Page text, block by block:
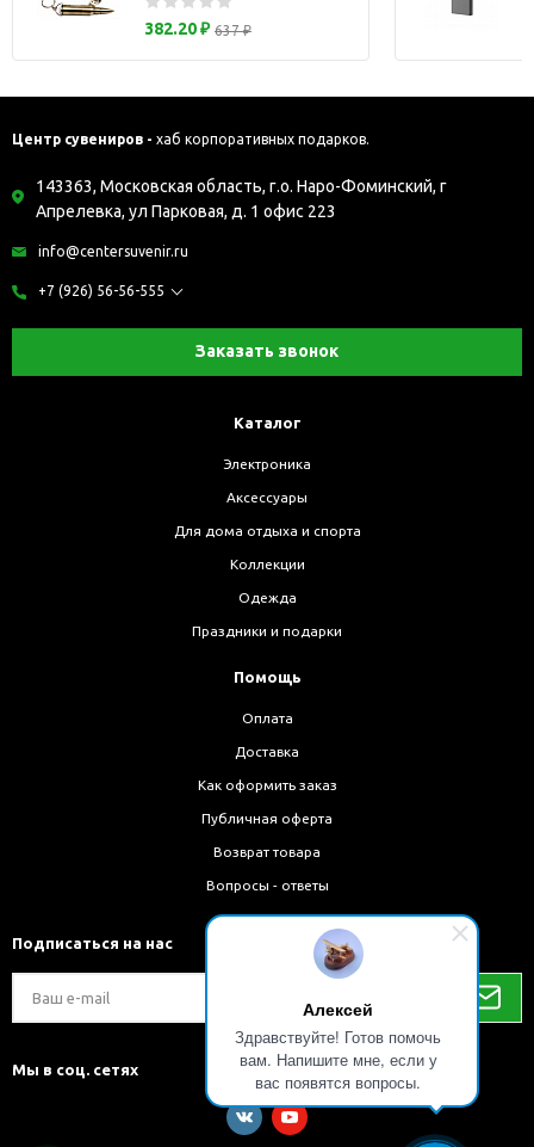
Алексей
Здравствуйте! Готов помочь
вам. Напишите мне, если у
вас появятся вопросы.
382.20 ₽ 637 ₽
Центр сувениров - хаб корпоративных подарков.
143363, Московская область, г.о. Наро-Фоминский, г
Апрелевка, ул Парковая, д. 1 офис 223
info@centersuvenir.ru
+7 (926) 56-56-555
Заказать звонок
Каталог
Электроника
Аксессуары
Для дома отдыха и спорта
Коллекции
Одежда
Праздники и подарки
Помощь
Оплата
Доставка
Как оформить заказ
Публичная оферта
Возврат товара
Вопросы - ответы
Подписаться на нас
Мы в соц. сетях